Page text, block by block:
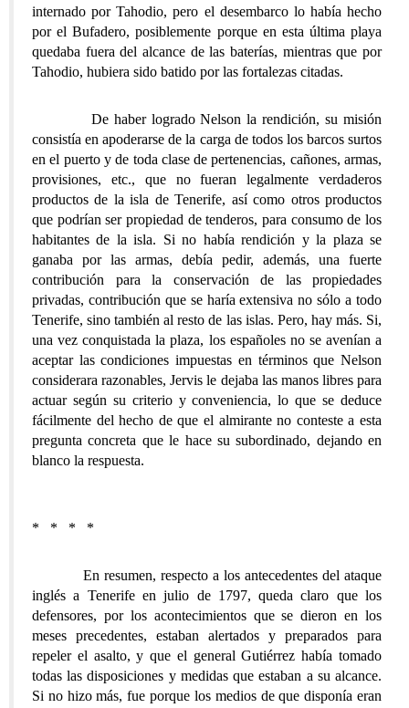
internado por Tahodio, pero el desembarco lo había hecho
por el Bufadero, posiblemente porque en esta última playa
quedaba fuera del alcance de las baterías, mientras que por
Tahodio, hubiera sido batido por las fortalezas citadas.
De haber logrado Nelson la rendición, su misión
consistía en apoderarse de la carga de todos los barcos surtos
en el puerto y de toda clase de pertenencias, cañones, armas,
provisiones, etc., que no fueran legalmente verdaderos
productos de la isla de Tenerife, así como otros productos
que podrían ser propiedad de tenderos, para consumo de los
habitantes de la isla. Si no había rendición y la plaza se
ganaba por las armas, debía pedir, además, una fuerte
contribución para la conservación de las propiedades
privadas, contribución que se haría extensiva no sólo a todo
Tenerife, sino también al resto de las islas. Pero, hay más. Si,
una vez conquistada la plaza, los españoles no se avenían a
aceptar las condiciones impuestas en términos que Nelson
considerara razonables, Jervis le dejaba las manos libres para
actuar según su criterio y conveniencia, lo que se deduce
fácilmente del hecho de que el almirante no conteste a esta
pregunta concreta que le hace su subordinado, dejando en
blanco la respuesta.
* * * *
En resumen, respecto a los antecedentes del ataque
inglés a Tenerife en julio de 1797, queda claro que los
defensores, por los acontecimientos que se dieron en los
meses precedentes, estaban alertados y preparados para
repeler el asalto, y que el general Gutiérrez había tomado
todas las disposiciones y medidas que estaban a su alcance.
Si no hizo más, fue porque los medios de que disponía eran